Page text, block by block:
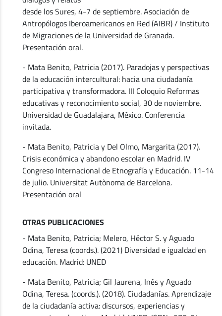
desde los Sures, 4-7 de septiembre. Asociación de
Antropólogos Iberoamericanos en Red (AIBR) / Instituto
de Migraciones de la Universidad de Granada.
Presentación oral.
- Mata Benito, Patricia (2017). Paradojas y perspectivas
de la educación intercultural: hacia una ciudadanía
participativa y transformadora. III Coloquio Reformas
educativas y reconocimiento social, 30 de noviembre.
Universidad de Guadalajara, México. Conferencia
invitada.
- Mata Benito, Patricia y Del Olmo, Margarita (2017).
Crisis económica y abandono escolar en Madrid. IV
Congreso Internacional de Etnografía y Educación. 11-14
de julio. Universitat Autònoma de Barcelona.
Presentación oral
OTRAS PUBLICACIONES
- Mata Benito, Patricia; Melero, Héctor S. y Aguado
Odina, Teresa (coords.). (2021) Diversidad e igualdad en
educación. Madrid: UNED
- Mata Benito, Patricia; Gil Jaurena, Inés y Aguado
Odina, Teresa. (coords.). (2018). Ciudadanías. Aprendizaje
de la ciudadanía activa: discursos, experiencias y